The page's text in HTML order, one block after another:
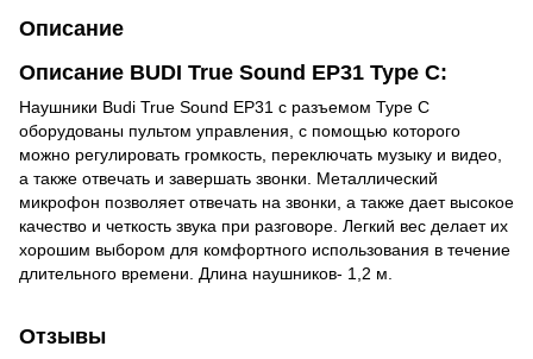
Описание
Описание BUDI True Sound EP31 Type C:
Наушники Budi True Sound EP31 с разъемом Type C
оборудованы пультом управления, с помощью которого
можно регулировать громкость, переключать музыку и видео,
а также отвечать и завершать звонки. Металлический
микрофон позволяет отвечать на звонки, а также дает высокое
качество и четкость звука при разговоре. Легкий вес делает их
хорошим выбором для комфортного использования в течение
длительного времени. Длина наушников- 1,2 м.
Отзывы